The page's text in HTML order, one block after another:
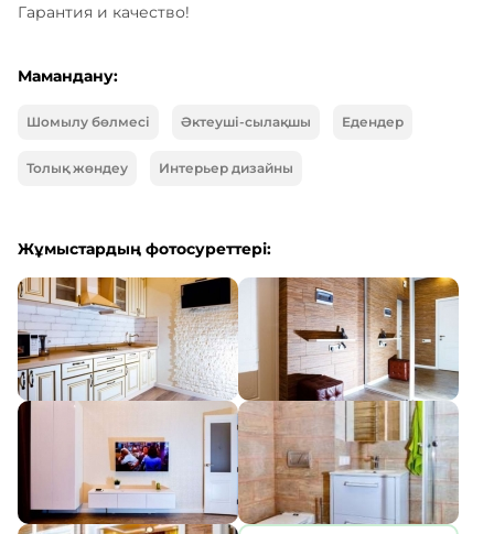
Гарантия и качество!
Мамандану:
Шомылу бөлмесі Әктеуші-сылақшы Едендер
Толық жөндеу Интерьер дизайны
Жұмыстардың фотосуреттері: